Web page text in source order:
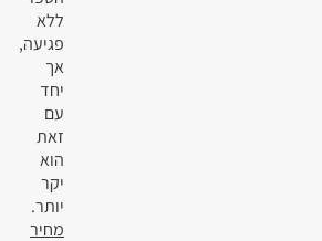
ללא
פגיעה,
אך
יחד
עם
זאת
הוא
יקר
יותר.
מחיר